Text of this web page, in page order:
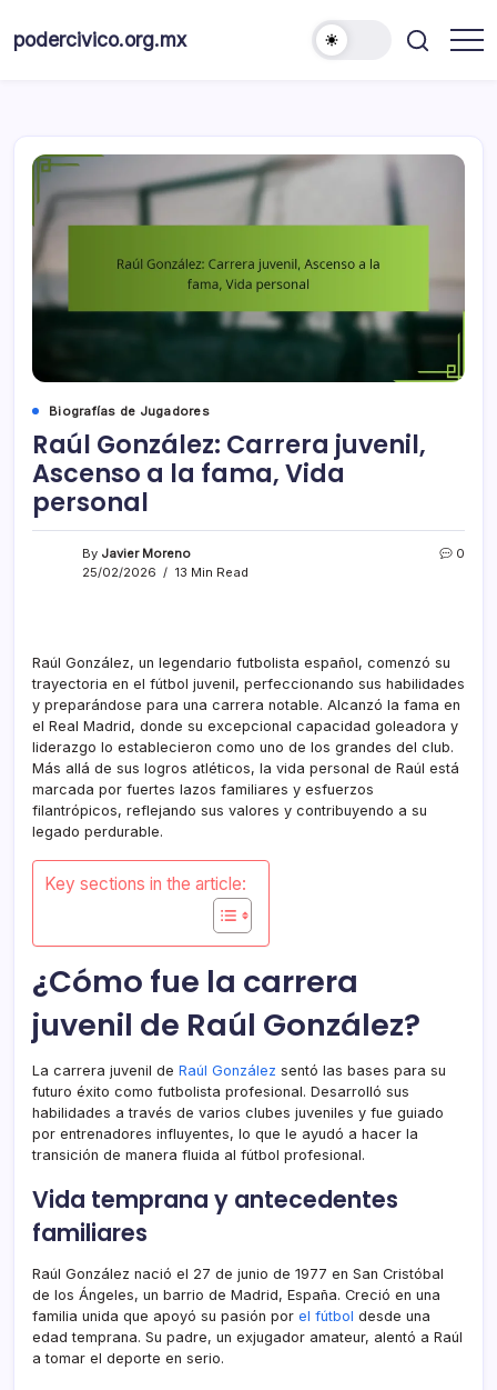
podercivico.org.mx
Biografías de Jugadores
Raúl González: Carrera juvenil,
Ascenso a la fama, Vida
personal
By Javier Moreno
25/02/2026
13 Min Read
0
Raúl González, un legendario futbolista español, comenzó su
trayectoria en el fútbol juvenil, perfeccionando sus habilidades
y preparándose para una carrera notable. Alcanzó la fama en
el Real Madrid, donde su excepcional capacidad goleadora y
liderazgo lo establecieron como uno de los grandes del club.
Más allá de sus logros atléticos, la vida personal de Raúl está
marcada por fuertes lazos familiares y esfuerzos
filantrópicos, reflejando sus valores y contribuyendo a su
legado perdurable.
Key sections in the article:
¿Cómo fue la carrera
juvenil de Raúl González?
La carrera juvenil de Raúl González sentó las bases para su
futuro éxito como futbolista profesional. Desarrolló sus
habilidades a través de varios clubes juveniles y fue guiado
por entrenadores influyentes, lo que le ayudó a hacer la
transición de manera fluida al fútbol profesional.
Vida temprana y antecedentes
familiares
Raúl González nació el 27 de junio de 1977 en San Cristóbal
de los Ángeles, un barrio de Madrid, España. Creció en una
familia unida que apoyó su pasión por el fútbol desde una
edad temprana. Su padre, un exjugador amateur, alentó a Raúl
a tomar el deporte en serio.